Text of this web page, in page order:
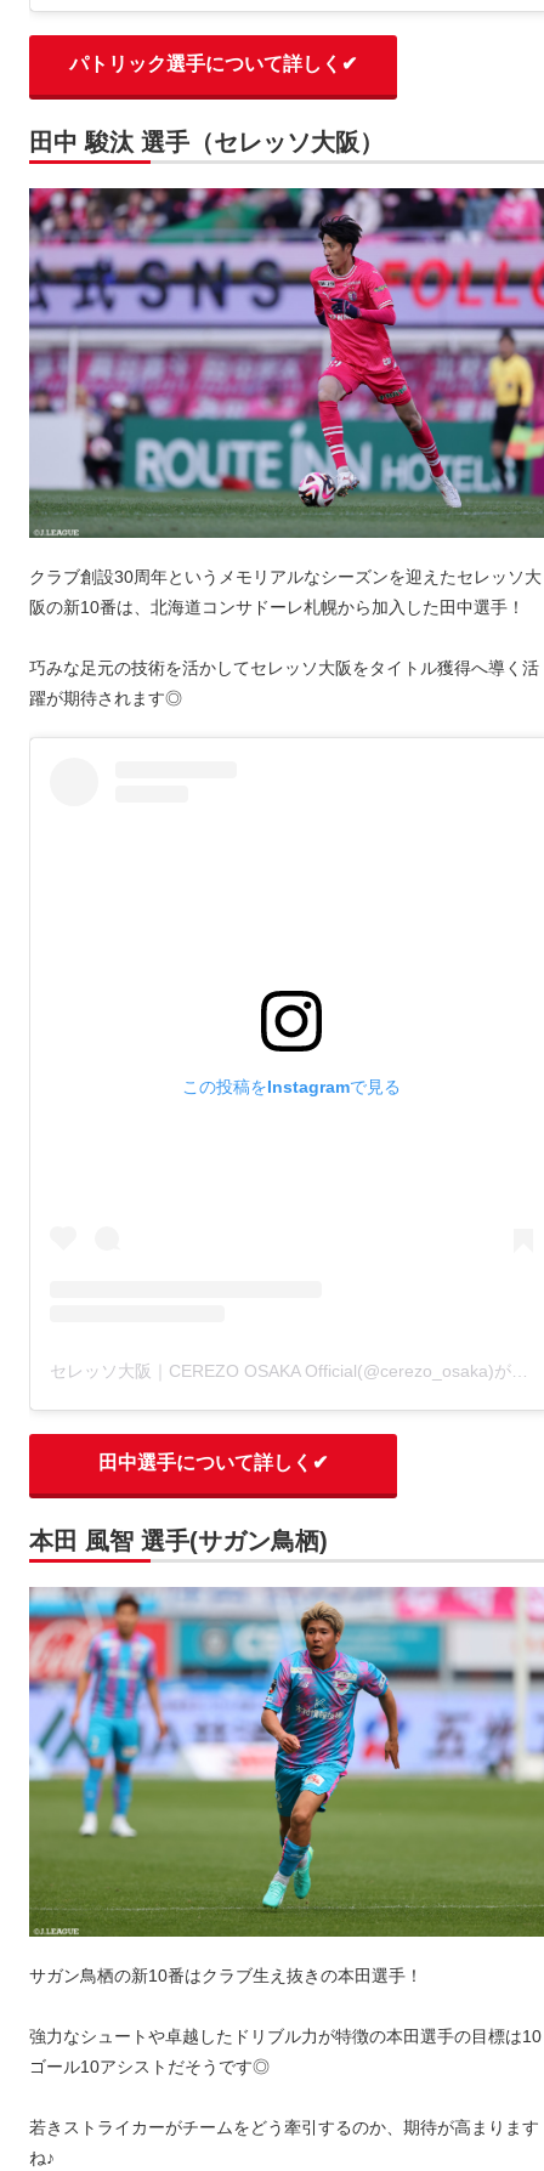
パトリック選手について詳しく✔
田中 駿汰 選手（セレッソ大阪）
クラブ創設30周年というメモリアルなシーズンを迎えたセレッソ大
阪の新10番は、北海道コンサドーレ札幌から加入した田中選手！
巧みな足元の技術を活かしてセレッソ大阪をタイトル獲得へ導く活
躍が期待されます◎
この投稿をInstagramで見る
田中選手について詳しく✔
本田 風智 選手(サガン鳥栖)
サガン鳥栖の新10番はクラブ生え抜きの本田選手！
強力なシュートや卓越したドリブル力が特徴の本田選手の目標は10
ゴール10アシストだそうです◎
若きストライカーがチームをどう牽引するのか、期待が高まります
ね♪